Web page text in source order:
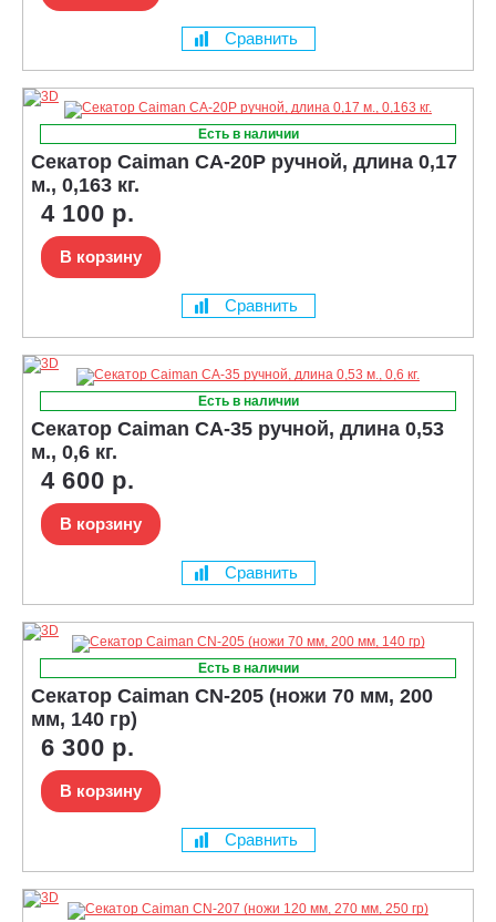
Сравнить
Есть в наличии
Секатор Caiman CA-20P ручной, длина 0,17
м., 0,163 кг.
4 100 р.
В корзину
Сравнить
Есть в наличии
Секатор Caiman CA-35 ручной, длина 0,53
м., 0,6 кг.
4 600 р.
В корзину
Сравнить
Есть в наличии
Секатор Caiman CN-205 (ножи 70 мм, 200
мм, 140 гр)
6 300 р.
В корзину
Сравнить